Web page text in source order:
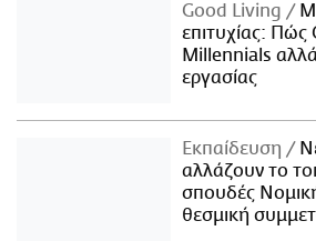
Good Living
επιτυχίας: Πώς
Millennials
εργασίας
Εκπαίδευση
αλλάζουν το
σπουδές
θεσμική